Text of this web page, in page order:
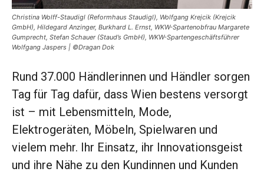
Christina Wolff-Staudigl (Reformhaus Staudigl), Wolfgang Krejcik (Krejcik
GmbH), Hildegard Anzinger, Burkhard L. Ernst, WKW-Spartenobfrau Margarete
Gumprecht, Stefan Schauer (Staud’s GmbH), WKW-Spartengeschäftsführer
Wolfgang Jaspers | ©Dragan Dok
Rund 37.000 Händlerinnen und Händler sorgen
Tag für Tag dafür, dass Wien bestens versorgt
ist – mit Lebensmitteln, Mode,
Elektrogeräten, Möbeln, Spielwaren und
vielem mehr. Ihr Einsatz, ihr Innovationsgeist
und ihre Nähe zu den Kundinnen und Kunden